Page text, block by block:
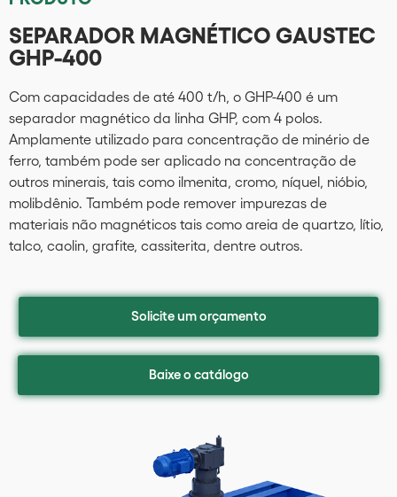
SEPARADOR MAGNÉTICO GAUSTEC
GHP-400
Com capacidades de até 400 t/h, o GHP-400 é um
separador magnético da linha GHP, com 4 polos.
Amplamente utilizado para concentração de minério de
ferro, também pode ser aplicado na concentração de
outros minerais, tais como ilmenita, cromo, níquel, nióbio,
molibdênio. Também pode remover impurezas de
materiais não magnéticos tais como areia de quartzo, lítio,
talco, caolin, grafite, cassiterita, dentre outros.
Solicite um orçamento
Baixe o catálogo